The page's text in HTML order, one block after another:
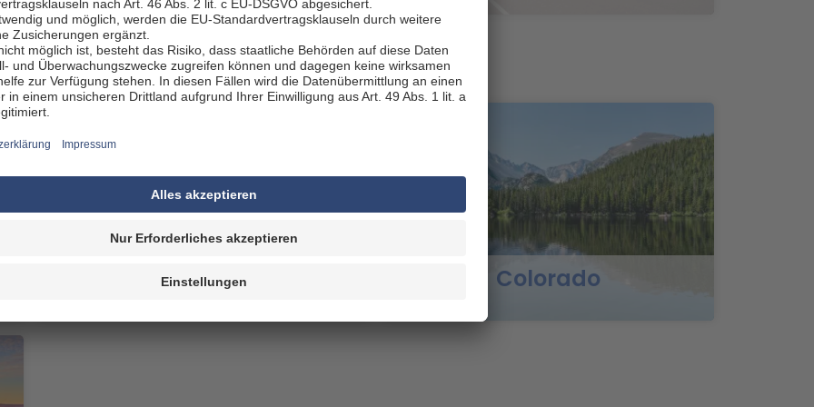
Sie, wenn Sie in Salt Lake City ein
Utahs Hauptstadt kann mit einer Menge Kultur aufwarten. Wenn Sie sich hier einen
unbedingt das Leonardo Museum besuchen. Das Museum, das nach dem
und Mathematiker benannt ist, widmet sich den Themen Wissenschaft, Technologie
und bietet auf mehr als 150 Hektar Fläche zahlreiche Wanderwege durch
Im Amphitheater des Red Butte Garden finden zudem regelmäßig Konzerte statt.
der Tracy Voliere im Liberty Park wohlfühlen. In diesem Vogelzoo in bester Innenstadtlage
bestaunen.Das Utah State Capitol ist ein weiteres tolles Ausflugsziel. Das beeindruckende
Stil, das 1916 eröffnet wurde, beherbergt seither die Kammern des Gesetzgebers und das
Gebäudekomplex verfügt über zahlreiche Kunstwerke, Denkmäler und historische
Salt Lake City besonders geeignet als
Ihren Road Trip Nachdem Sie Ihren Campervan vom Vermieter
der Road Trip durch die USA auch schon losgehen. Machen Sie sich mit dem Wohnmobil
von Salt Lake City
Nevada Colorado